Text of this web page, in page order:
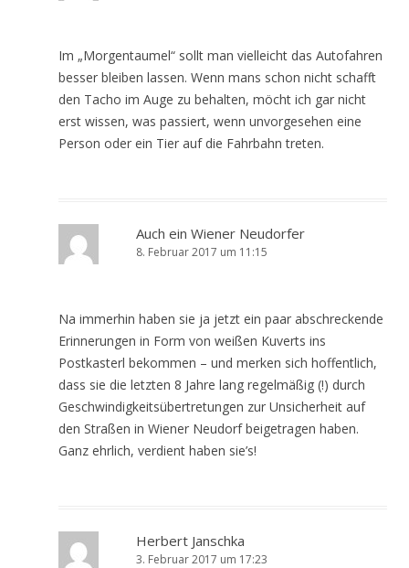
Im „Morgentaumel“ sollt man vielleicht das Autofahren
besser bleiben lassen. Wenn mans schon nicht schafft
den Tacho im Auge zu behalten, möcht ich gar nicht
erst wissen, was passiert, wenn unvorgesehen eine
Person oder ein Tier auf die Fahrbahn treten.
Auch ein Wiener Neudorfer
8. Februar 2017 um 11:15
Na immerhin haben sie ja jetzt ein paar abschreckende
Erinnerungen in Form von weißen Kuverts ins
Postkasterl bekommen – und merken sich hoffentlich,
dass sie die letzten 8 Jahre lang regelmäßig (!) durch
Geschwindigkeitsübertretungen zur Unsicherheit auf
den Straßen in Wiener Neudorf beigetragen haben.
Ganz ehrlich, verdient haben sie’s!
Herbert Janschka
3. Februar 2017 um 17:23